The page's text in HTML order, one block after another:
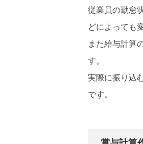
従業員の勤怠
どによっても
また給与計算
す。
実際に振り込
です。